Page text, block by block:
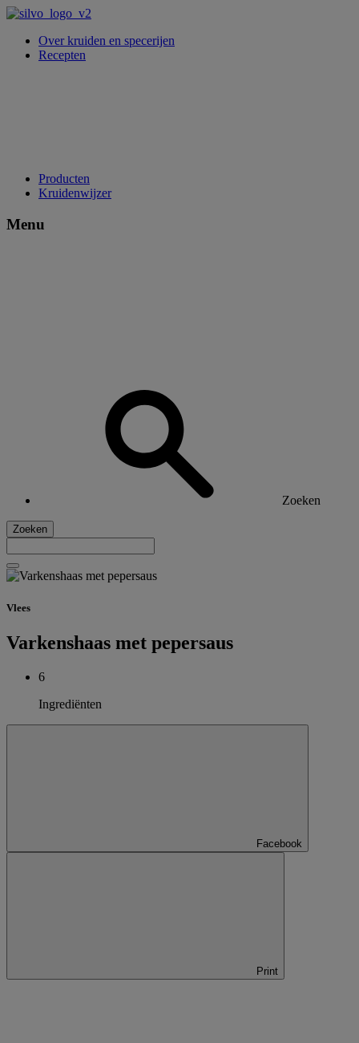
Over kruiden en specerijen
Recepten
Producten
Kruidenwijzer
Menu
Zoeken
Zoeken
Vlees
Varkenshaas met pepersaus
6
Ingrediënten
Facebook
Print